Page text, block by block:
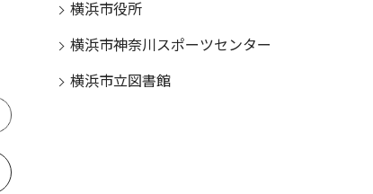
白楽土産に」
横浜市役所
横浜市神奈川スポーツセンター
横浜市立図書館